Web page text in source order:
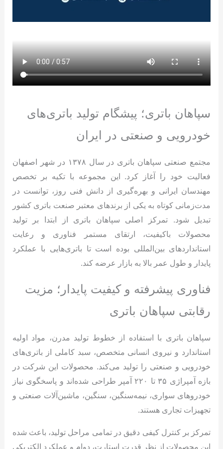
سپاهان باتری؛ پیشگام تولید باتری‌های
خودرویی و صنعتی در ایران
مجتمع صنعتی سپاهان باتری در سال ۱۳۷۸ در شهر اصفهان
فعالیت خود را آغاز کرد. این مجموعه با تکیه بر تخصص
مهندسان ایرانی و بهره‌گیری از دانش فنی روز، توانست در
مدت‌زمانی کوتاه به یکی از برندهای معتبر صنعت باتری کشور
تبدیل شود. تمرکز اصلی سپاهان باتری از ابتدا بر تولید
محصولات باکیفیت، ارتقای مستمر فناوری و رعایت
استانداردهای بین‌المللی بوده است تا باتری‌هایی با عملکرد
پایدار و طول عمر بالا به بازار عرضه کند.
فناوری پیشرفته و کیفیت پایدار؛ مزیت
رقابتی سپاهان باتری
سپاهان باتری با استفاده از خطوط تولید مدرن، مواد اولیه
استاندارد و نیروی انسانی متخصص، سبد کاملی از باتری‌های
خودرویی و صنعتی را تولید می‌کند. محصولات این شرکت در
بازه آمپراژی ۳۵ تا ۲۲۰ آمپر طراحی شده‌اند و پاسخگوی نیاز
خودروهای سواری، نیمه‌سنگین، سنگین، ماشین‌آلات صنعتی و
تجهیزات تجاری هستند.
تمرکز بر کنترل کیفی دقیق در تمامی مراحل تولید، باعث شده
این محصولات از نظر قدرت استارت، دوام و عملکرد الکتریکی